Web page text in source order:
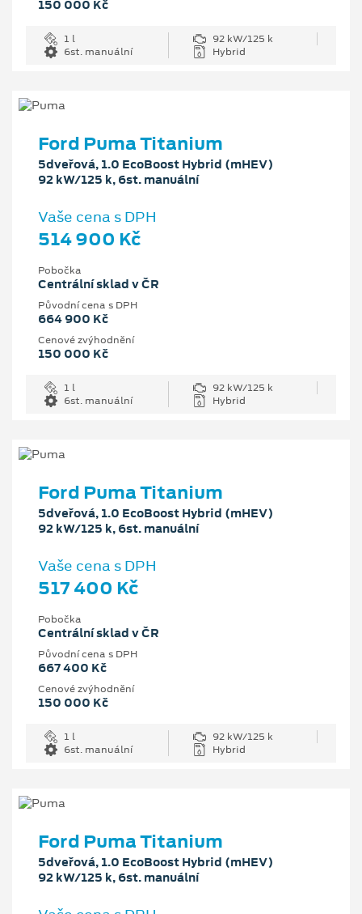
150 000 Kč
1 l
92 kW/125 k
6st. manuální
Hybrid
Ford Puma Titanium
5dveřová, 1.0 EcoBoost Hybrid (mHEV)
92 kW/125 k, 6st. manuální
Vaše cena s DPH
514 900 Kč
Pobočka
Centrální sklad v ČR
Původní cena s DPH
664 900 Kč
Cenové zvýhodnění
150 000 Kč
1 l
92 kW/125 k
6st. manuální
Hybrid
Ford Puma Titanium
5dveřová, 1.0 EcoBoost Hybrid (mHEV)
92 kW/125 k, 6st. manuální
Vaše cena s DPH
517 400 Kč
Pobočka
Centrální sklad v ČR
Původní cena s DPH
667 400 Kč
Cenové zvýhodnění
150 000 Kč
1 l
92 kW/125 k
6st. manuální
Hybrid
Ford Puma Titanium
5dveřová, 1.0 EcoBoost Hybrid (mHEV)
92 kW/125 k, 6st. manuální